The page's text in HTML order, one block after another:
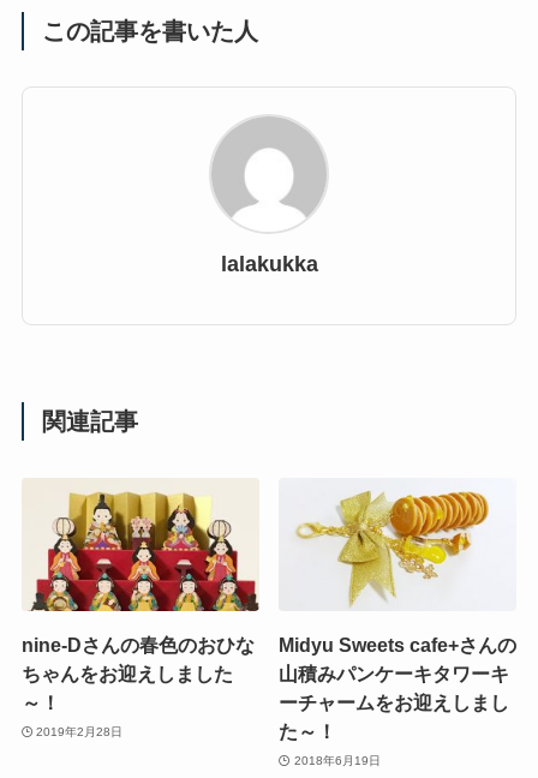
この記事を書いた人
lalakukka
関連記事
nine-Dさんの春色のおひな
ちゃんをお迎えしました
～！
2019年2月28日
Midyu Sweets cafe+さんの
山積みパンケーキタワーキ
ーチャームをお迎えしまし
た～！
2018年6月19日